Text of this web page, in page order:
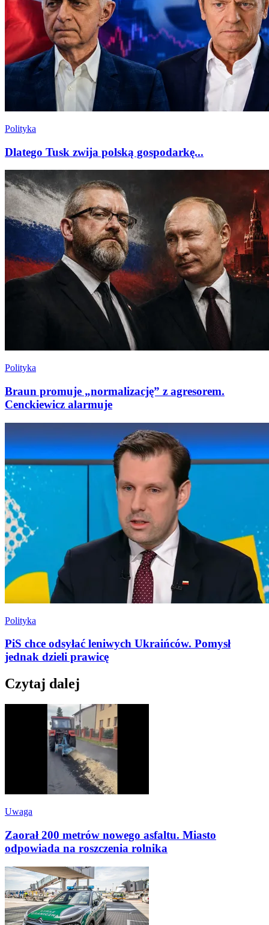
Polityka
Dlatego Tusk zwija polską gospodarkę...
Polityka
Braun promuje „normalizację” z agresorem.
Cenckiewicz alarmuje
Polityka
PiS chce odsyłać leniwych Ukraińców. Pomysł
jednak dzieli prawicę
Czytaj dalej
Uwaga
Zaorał 200 metrów nowego asfaltu. Miasto
odpowiada na roszczenia rolnika